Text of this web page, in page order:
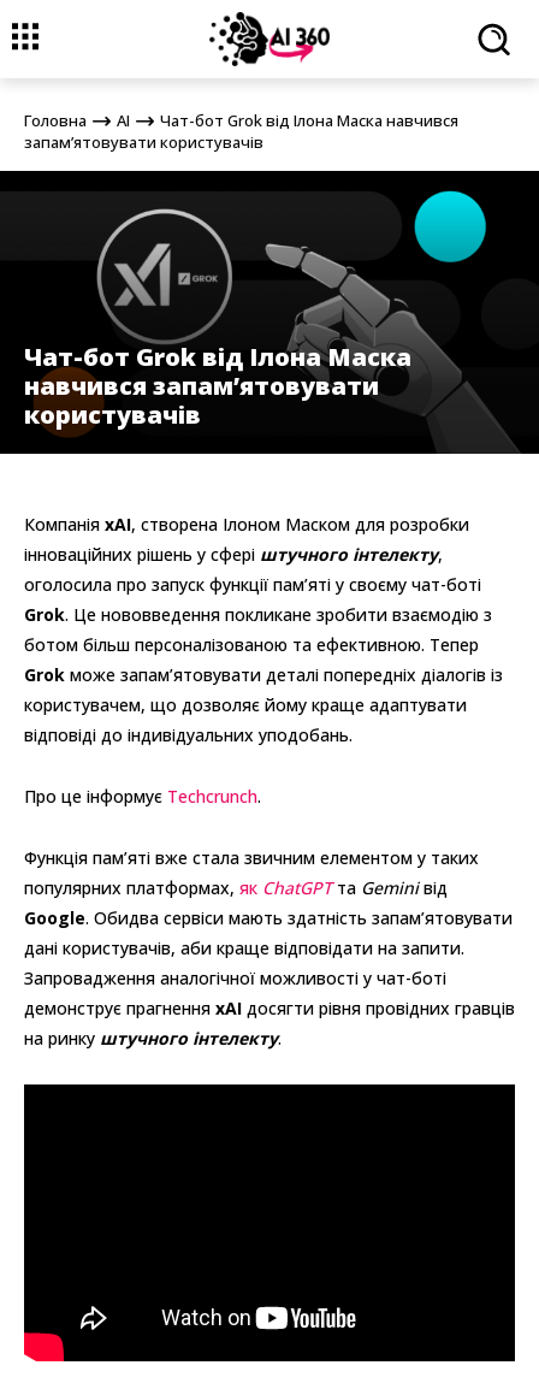
Головна
Чат-бот Grok від Ілона Маска навчився
запам’ятовувати користувачів
Головна AI
Чат-бот Grok від Ілона Маска навчився
запам’ятовувати користувачів
Чат-бот Grok від Ілона Маска
навчився запам’ятовувати
користувачів
Компанія xAI, створена Ілоном Маском для розробки
інноваційних рішень у сфері штучного інтелекту,
оголосила про запуск функції пам’яті у своєму чат-боті
Grok. Це нововведення покликане зробити взаємодію з
ботом більш персоналізованою та ефективною. Тепер
Grok може запам’ятовувати деталі попередніх діалогів із
користувачем, що дозволяє йому краще адаптувати
відповіді до індивідуальних уподобань.
Про це інформує Techcrunch.
Функція пам’яті вже стала звичним елементом у таких
популярних платформах, як ChatGPTта Geminiвід
Google. Обидва сервіси мають здатність запам’ятовувати
дані користувачів, аби краще відповідати на запити.
Запровадження аналогічної можливості у чат-боті
демонструє прагнення xAI досягти рівня провідних гравців
на ринку штучного інтелекту.